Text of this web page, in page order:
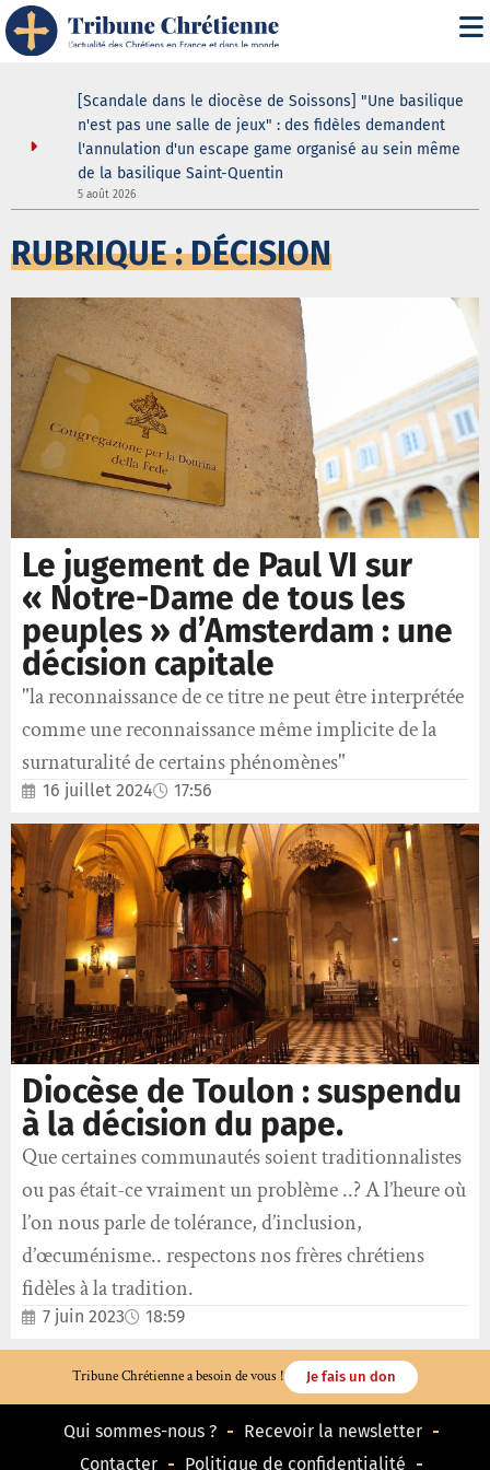
[Scandale dans le diocèse de Soissons] "Une basilique
n'est pas une salle de jeux" : des fidèles demandent
l'annulation d'un escape game organisé au sein même
de la basilique Saint-Quentin
5 août 2026
RUBRIQUE : DÉCISION
Le jugement de Paul VI sur
« Notre-Dame de tous les
peuples » d’Amsterdam : une
décision capitale
"la reconnaissance de ce titre ne peut être interprétée
comme une reconnaissance même implicite de la
surnaturalité de certains phénomènes"
16 juillet 2024 17:56
Diocèse de Toulon : suspendu
à la décision du pape.
Que certaines communautés soient traditionnalistes
ou pas était-ce vraiment un problème ..? A l’heure où
l’on nous parle de tolérance, d’inclusion,
d’œcuménisme.. respectons nos frères chrétiens
fidèles à la tradition.
7 juin 2023 18:59
Tribune Chrétienne a besoin de vous ! Je fais un don
Qui sommes-nous ?
Recevoir la newsletter
Contacter
Politique de confidentialité